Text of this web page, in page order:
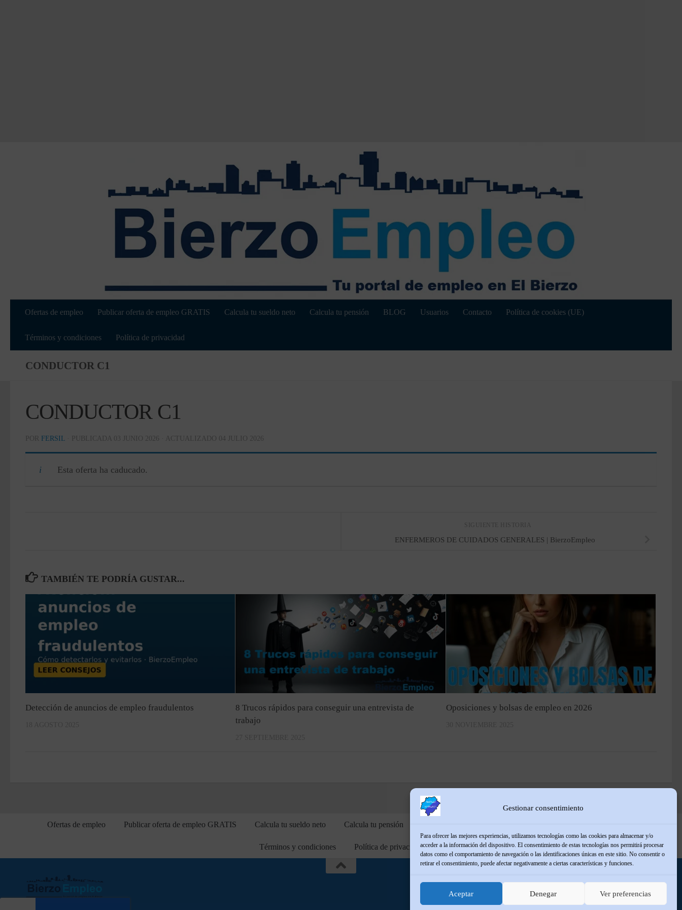
Gestionar consentimiento
Para ofrecer las mejores experiencias, utilizamos tecnologías como las cookies para almacenar y/o
acceder a la información del dispositivo. El consentimiento de estas tecnologías nos permitirá procesar
datos como el comportamiento de navegación o las identificaciones únicas en este sitio. No consentir o
retirar el consentimiento, puede afectar negativamente a ciertas características y funciones.
Aceptar Denegar Ver preferencias
Ofertas de empleo Publicar oferta de empleo GRATIS Calcula tu sueldo neto Calcula tu pensión BLOG Usuarios Contacto Política de cookies (UE)
Términos y condiciones Política de privacidad
CONDUCTOR C1
CONDUCTOR C1
POR FERSIL · PUBLICADA 03 JUNIO 2026 · ACTUALIZADO 04 JULIO 2026
Esta oferta ha caducado.
SIGUIENTE HISTORIA
ENFERMEROS DE CUIDADOS GENERALES | BierzoEmpleo
TAMBIÉN TE PODRÍA GUSTAR...
Detección de anuncios de empleo fraudulentos
8 Trucos rápidos para conseguir una entrevista de
trabajo
Oposiciones y bolsas de empleo en 2026
Ofertas de empleo Publicar oferta de empleo GRATIS Calcula tu sueldo neto Calcula tu pensión
Términos y condiciones Política de privacidad